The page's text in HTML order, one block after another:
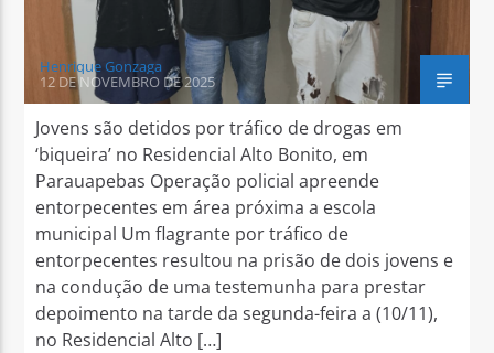
Henrique Gonzaga
12 DE NOVEMBRO DE 2025
Jovens são detidos por tráfico de drogas em
‘biqueira’ no Residencial Alto Bonito, em
Parauapebas Operação policial apreende
entorpecentes em área próxima a escola
municipal Um flagrante por tráfico de
entorpecentes resultou na prisão de dois jovens e
na condução de uma testemunha para prestar
depoimento na tarde da segunda-feira a (10/11),
no Residencial Alto […]